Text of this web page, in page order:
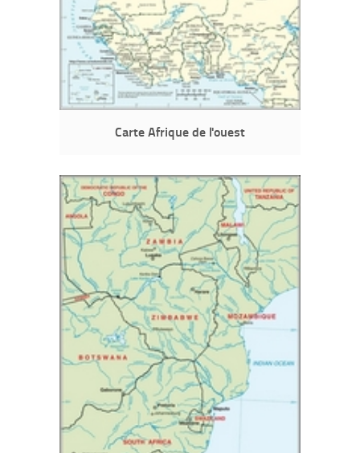
Carte Afrique de l'ouest